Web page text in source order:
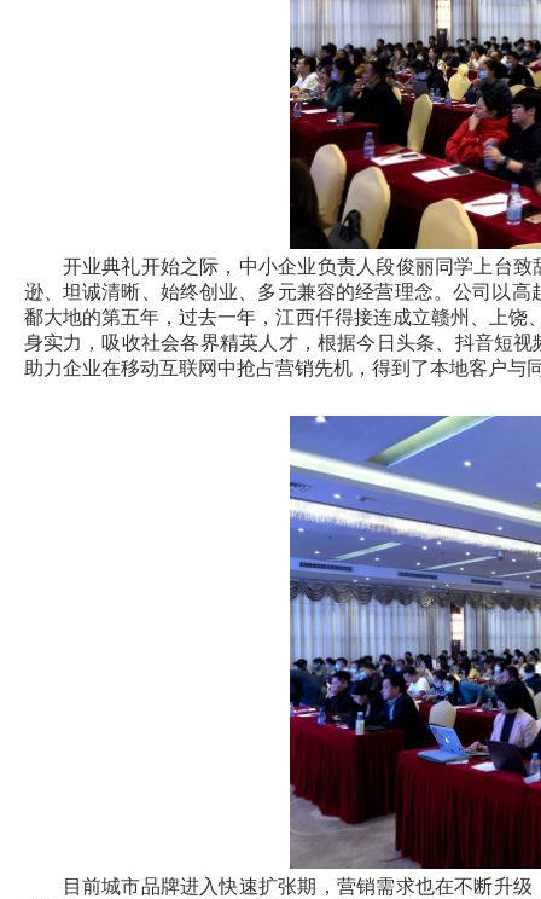
开业典礼开始之际，中小企业负责人段俊丽同学上台
逊、坦诚清晰、始终创业、多元兼容的经营理念。公司以
鄱大地的第五年，过去一年，江西仟得接连成立赣州、上
身实力，吸收社会各界精英人才，根据今日头条、抖音短
助力企业在移动互联网中抢占营销先机，得到了本地客户与
目前城市品牌进入快速扩张期，营销需求也在不断升